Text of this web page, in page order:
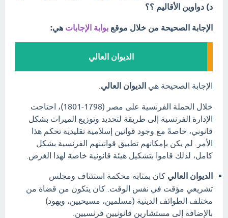
د) دواوين الأقاليم ؟؟
الإجابة الصحيحة من خلال موقع بوابة الإجابات هي:
الديوان العالي
الإجابة الصحيحة هي الديوان العالي
خلال الحملة الفرنسية على مصر (1798-1801)، احتاجت
الإدارة الفرنسية إلى طريقة لتحديد وتوزيع الميراث بشكل
قانوني، خاصةً مع وجود قوانين إسلامية تقليدية تحكم هذا
الأمر. لم يكن بإمكانهم تطبيق قوانينهم الفرنسية بشكل
كامل، لذلك قاموا بتشكيل هيئة قانونية خاصة لهذا الغرض.
الديوان العالي كان بمثابة محكمة استئناف ومجلس
تشريعي مؤقت في نفس الوقت. كان يتكون من قضاة من
مختلف الطوائف الدينية (مسلمين، مسيحيين، ويهود)
بالإضافة إلى مستشارين قانونيين فرنسيين.